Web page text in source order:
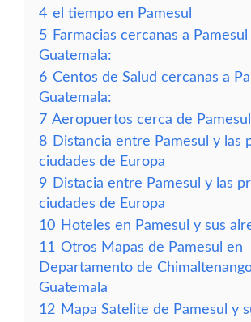
4 el tiempo en Pamesul
5 Farmacias cercanas a Pamesul
Guatemala:
6 Centos de Salud cercanas a
Guatemala:
7 Aeropuertos cerca de Pamesul
8 Distancia entre Pamesul y las
ciudades de Europa
9 Distacia entre Pamesul y las
ciudades de Europa
10 Hoteles en Pamesul y sus
11 Otros Mapas de Pamesul en
Departamento de
Guatemala
12 Mapa Satelite de Pamesul y